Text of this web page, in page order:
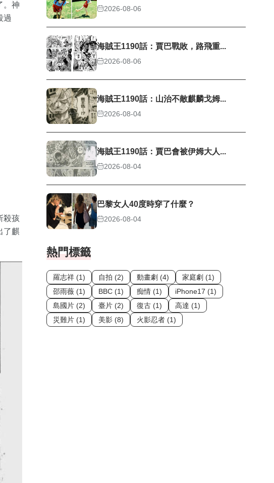
。神
過
殺孩
了麒
2026-08-06
海賊王1190話：賈巴戰敗，路飛重...
2026-08-06
海賊王1190話：山治不敵麒麟戈姆...
2026-08-04
海賊王1190話：賈巴會被伊姆大人...
2026-08-04
巴黎女人40度時穿了什麼？
2026-08-04
熱門標籤
羅志祥 (1) 自拍 (2) 動畫劇 (4)
家庭劇 (1)
邵雨薇 (1)
BBC (1) 痴情 (1)
iPhone17 (1)
島國片 (2)
臺片 (2) 復古 (1)
高達 (1)
災難片 (1)
美影 (8) 火影忍者 (1)